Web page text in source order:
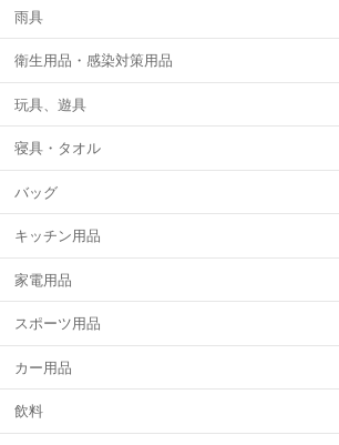
雨具
衛生用品・感染対策用品
玩具、遊具
寝具・タオル
バッグ
キッチン用品
家電用品
スポーツ用品
カー用品
飲料